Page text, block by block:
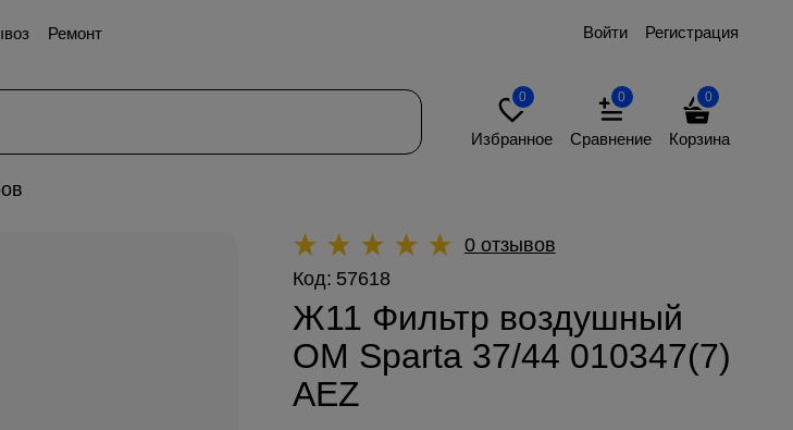
Ремонт Войти Регистрация
0
Избранное
0
Сравнение
0
Корзина
0 отзывов
Код: 57618
Ж11 Фильтр воздушный
OM Sparta 37/44 010347(7)
AEZ